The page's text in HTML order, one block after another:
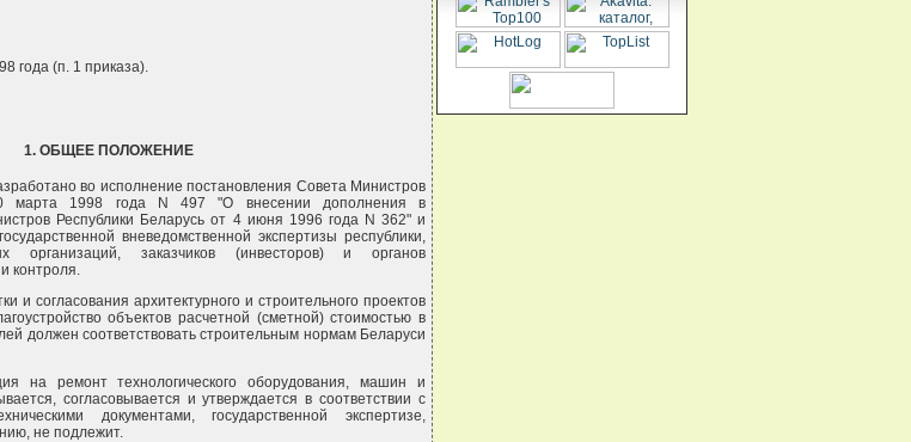
года (п. 1 приказа).
1. ОБЩЕЕ ПОЛОЖЕНИЕ
во исполнение постановления Совета Министров
марта 1998 года N 497 "О внесении дополнения в
Республики Беларусь от 4 июня 1996 года N 362" и
вневедомственной экспертизы республики,
организаций, заказчиков (инвесторов) и органов
контроля.
и согласования архитектурного и строительного проектов
объектов расчетной (сметной) стоимостью в
должен соответствовать строительным нормам Беларуси
на ремонт технологического оборудования, машин и
согласовывается и утверждается в соответствии с
документами, государственной экспертизе,
не подлежит.